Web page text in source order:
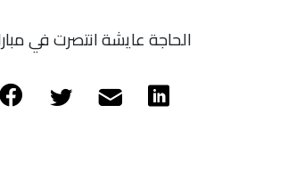
الحاجة عايشة انتصرت في